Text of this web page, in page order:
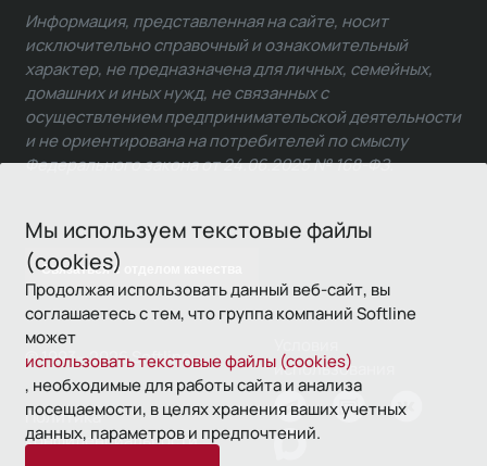
Мы используем текстовые файлы
(cookies)
Продолжая использовать данный веб-сайт, вы
соглашаетесь с тем, что группа компаний Softline
может
использовать текстовые файлы (cookies)
, необходимые для работы сайта и анализа
посещаемости, в целях хранения ваших учетных
данных, параметров и предпочтений.
Связаться с отделом качества
Информация, представленная на сайте, носит
исключительно справочный и ознакомительный
характер, не предназначена для личных, семейных,
домашних и иных нужд, не связанных с
осуществлением предпринимательской деятельности
и не ориентирована на потребителей по смыслу
Федерального закона от 24.06.2025 № 168-ФЗ.
© 1993—2026 Softline
использования
Политика
конфиденциальности